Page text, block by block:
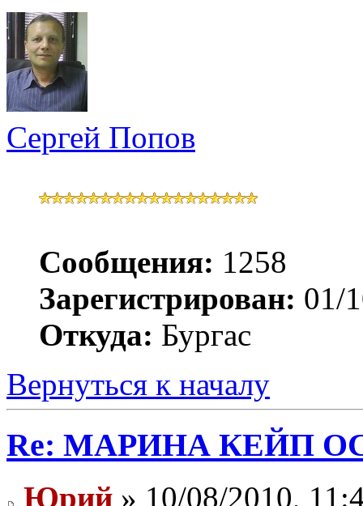
Сергей Попов
Сообщения: 1258
Зарегистрирован: 01/
Откуда: Бургас
Вернуться к началу
Re: МАРИНА КЕЙП
Юрий » 10/08/2010,